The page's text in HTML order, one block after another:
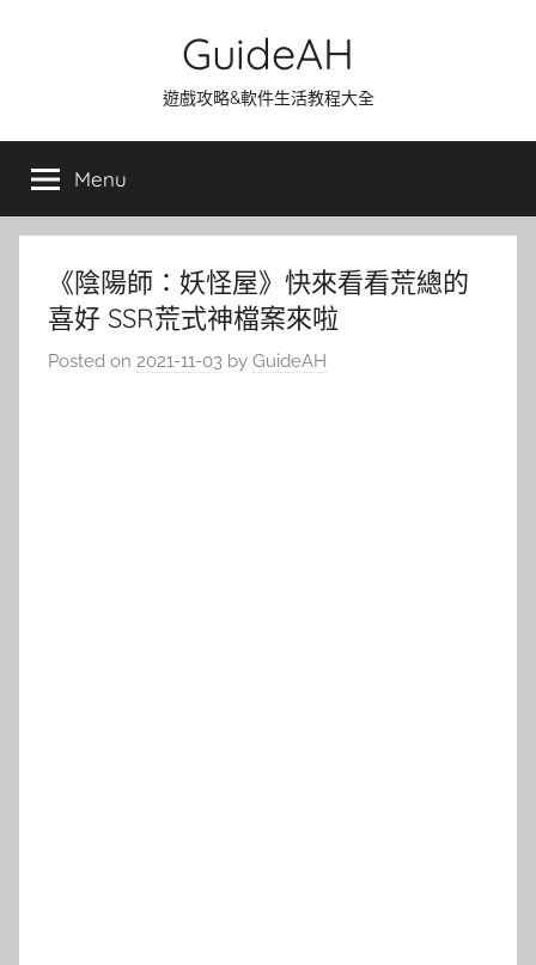
GuideAH
遊戲攻略&軟件生活教程大全
Menu
《陰陽師：妖怪屋》快來看看荒總的
喜好 SSR荒式神檔案來啦
Posted on 2021-11-03 by GuideAH